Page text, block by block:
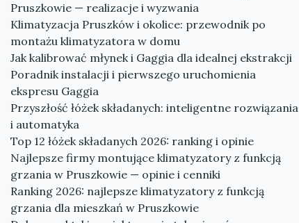
Pruszkowie — realizacje i wyzwania
Klimatyzacja Pruszków i okolice: przewodnik po
montażu klimatyzatora w domu
Jak kalibrować młynek i Gaggia dla idealnej ekstrakcji
Poradnik instalacji i pierwszego uruchomienia
ekspresu Gaggia
Przyszłość łóżek składanych: inteligentne rozwiązania
i automatyka
Top 12 łóżek składanych 2026: ranking i opinie
Najlepsze firmy montujące klimatyzatory z funkcją
grzania w Pruszkowie — opinie i cenniki
Ranking 2026: najlepsze klimatyzatory z funkcją
grzania dla mieszkań w Pruszkowie